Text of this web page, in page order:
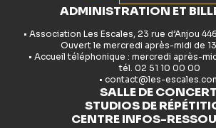
ADMINISTRATION ET
• Association Les Escales, 23 rue d’Anjou
Ouvert le mercredi après-midi de
• Accueil téléphonique : mercredi après-
tél. 02 51 10 00 00
• contact@les-
SALLE DE
STUDIOS DE
CENTRE INFOS-